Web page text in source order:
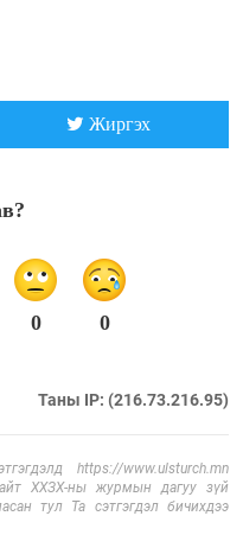
Жиргэх
0 0
Таны IP: (216.73.216.95)
https://www.ulsturch.mn
ХХЗХ-ны журмын дагуу зүй
тул Та сэтгэгдэл бичихдээ